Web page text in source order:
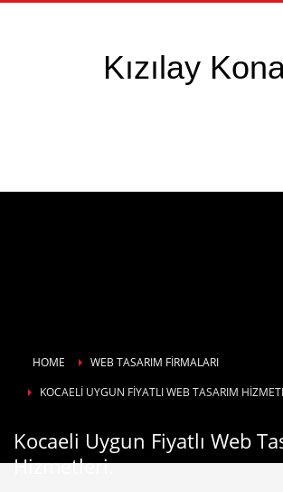
Kızılay
HOME
WEB TASARIM FIRMALARI
KOCAELI UYGUN FIYATLI WEB TASARIM
Kocaeli Uygun Fiyatlı Web
Hizmetleri.